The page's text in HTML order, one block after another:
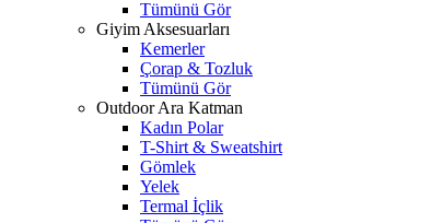
Tümünü Gör
Giyim Aksesuarları
Kemerler
Çorap & Tozluk
Tümünü Gör
Outdoor Ara Katman
Kadın Polar
T-Shirt & Sweatshirt
Gömlek
Yelek
Termal İçlik